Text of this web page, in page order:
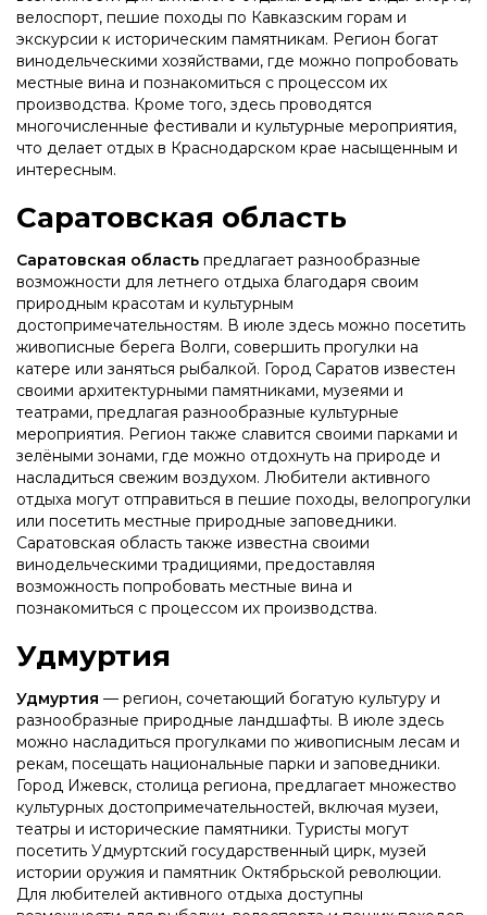
велоспорт, пешие походы по Кавказским горам и
экскурсии к историческим памятникам. Регион богат
винодельческими хозяйствами, где можно попробовать
местные вина и познакомиться с процессом их
производства. Кроме того, здесь проводятся
многочисленные фестивали и культурные мероприятия,
что делает отдых в Краснодарском крае насыщенным и
интересным.
Саратовская область
Саратовская область предлагает разнообразные
возможности для летнего отдыха благодаря своим
природным красотам и культурным
достопримечательностям. В июле здесь можно посетить
живописные берега Волги, совершить прогулки на
катере или заняться рыбалкой. Город Саратов известен
своими архитектурными памятниками, музеями и
театрами, предлагая разнообразные культурные
мероприятия. Регион также славится своими парками и
зелёными зонами, где можно отдохнуть на природе и
насладиться свежим воздухом. Любители активного
отдыха могут отправиться в пешие походы, велопрогулки
или посетить местные природные заповедники.
Саратовская область также известна своими
винодельческими традициями, предоставляя
возможность попробовать местные вина и
познакомиться с процессом их производства.
Удмуртия
Удмуртия — регион, сочетающий богатую культуру и
разнообразные природные ландшафты. В июле здесь
можно насладиться прогулками по живописным лесам и
рекам, посещать национальные парки и заповедники.
Город Ижевск, столица региона, предлагает множество
культурных достопримечательностей, включая музеи,
театры и исторические памятники. Туристы могут
посетить Удмуртский государственный цирк, музей
истории оружия и памятник Октябрьской революции.
Для любителей активного отдыха доступны